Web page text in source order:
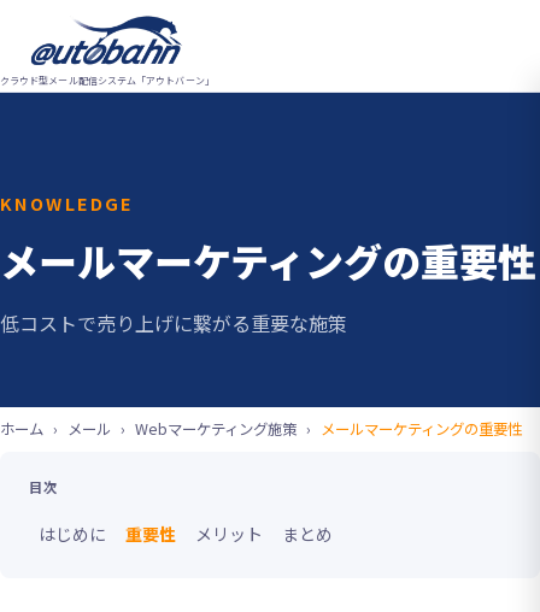
クラウド型メール配信システム「アウトバーン」
KNOWLEDGE
メールマーケティングの重要性
低コストで売り上げに繋がる重要な施策
ホーム メール Webマーケティング施策 メールマーケティングの重要性
目次
はじめに 重要性 メリット まとめ